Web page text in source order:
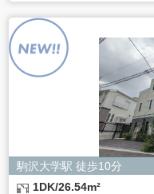
駒沢大学駅 徒歩10分
1DK/26.54m²